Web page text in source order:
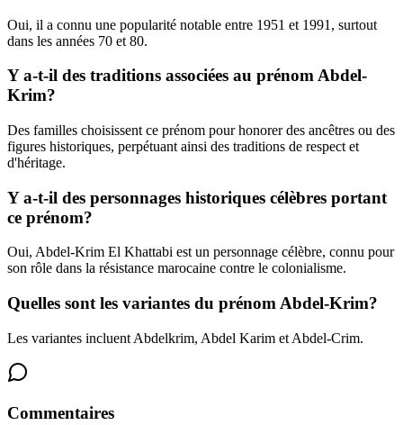
Oui, il a connu une popularité notable entre 1951 et 1991, surtout
dans les années 70 et 80.
Y a-t-il des traditions associées au prénom Abdel-
Krim?
Des familles choisissent ce prénom pour honorer des ancêtres ou des
figures historiques, perpétuant ainsi des traditions de respect et
d'héritage.
Y a-t-il des personnages historiques célèbres portant
ce prénom?
Oui, Abdel-Krim El Khattabi est un personnage célèbre, connu pour
son rôle dans la résistance marocaine contre le colonialisme.
Quelles sont les variantes du prénom Abdel-Krim?
Les variantes incluent Abdelkrim, Abdel Karim et Abdel-Crim.
Commentaires